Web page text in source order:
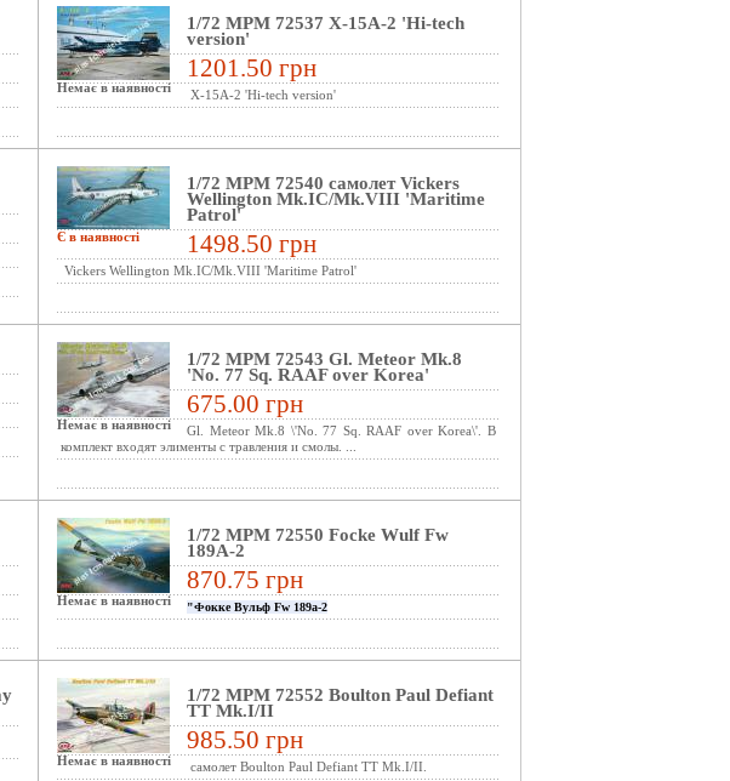
Немає в наявності
1/72 MPM 72537 X-15A-2 'Hi-tech
version'
1201.50 грн
X-15A-2 'Hi-tech version'
Є в наявності
1/72 MPM 72540 самолет Vickers
Wellington Mk.IC/Mk.VIII 'Maritime
Patrol'
1498.50 грн
Vickers Wellington Mk.IC/Mk.VIII 'Maritime Patrol'
Немає в наявності
1/72 MPM 72543 Gl. Meteor Mk.8
'No. 77 Sq. RAAF over Korea'
675.00 грн
Gl. Meteor Mk.8 \'No. 77 Sq. RAAF over Korea\'. В
комплект входят элименты с травления и смолы. ...
Немає в наявності
1/72 MPM 72550 Focke Wulf Fw
189A-2
870.75 грн
"Фокке Вульф Fw 189a-2
Немає в наявності
1/72 MPM 72552 Boulton Paul Defiant
TT Mk.I/II
985.50 грн
самолет Boulton Paul Defiant TT Mk.I/II.